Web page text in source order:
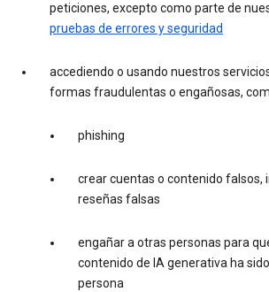
peticiones, excepto como parte de
pruebas de errores y seguridad
accediendo o usando nuestros
formas fraudulentas o engañosas,
phishing
crear cuentas o contenido falsos,
reseñas falsas
engañar a otras personas para
contenido de IA generativa ha
persona